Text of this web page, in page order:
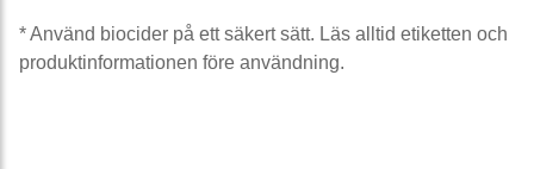
* Använd biocider på ett säkert sätt. Läs alltid etiketten och
produktinformationen före användning.